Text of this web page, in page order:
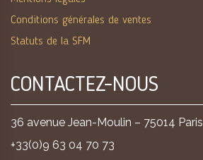
Conditions générales de ventes
Statuts de la SFM
CONTACTEZ-NOUS
36 avenue Jean-Moulin – 75014 Paris
+33(0)9 63 04 70 73